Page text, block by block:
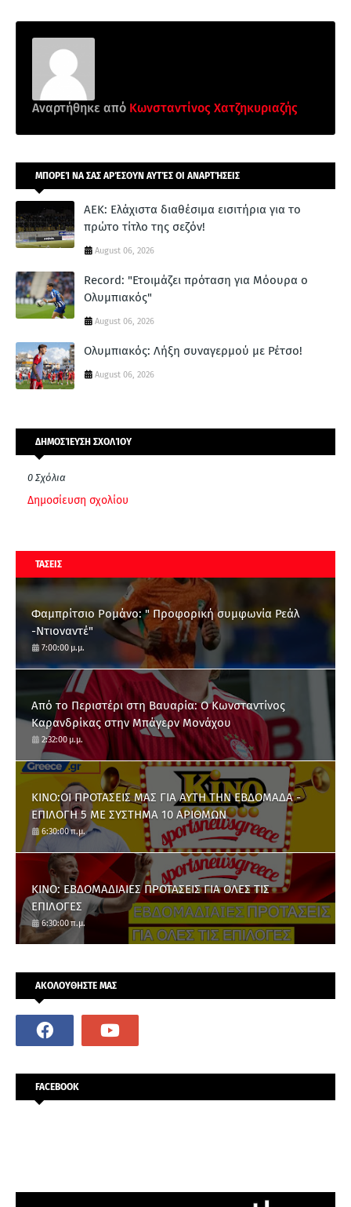
Αναρτήθηκε από Κωνσταντίνος Χατζηκυριαζής
ΜΠΟΡΕΊ ΝΑ ΣΑΣ ΑΡΈΣΟΥΝ ΑΥΤΈΣ ΟΙ ΑΝΑΡΤΉΣΕΙΣ
ΑΕΚ: Ελάχιστα διαθέσιμα εισιτήρια για το
πρώτο τίτλο της σεζόν!
August 06, 2026
Record: "Ετοιμάζει πρόταση για Μόουρα ο
Ολυμπιακός"
August 06, 2026
Ολυμπιακός: Λήξη συναγερμού με Ρέτσο!
August 06, 2026
ΔΗΜΟΣΊΕΥΣΗ ΣΧΟΛΊΟΥ
0 Σχόλια
Δημοσίευση σχολίου
ΤΑΣΕΙΣ
Φαμπρίτσιο Ρομάνο: " Προφορική συμφωνία Ρεάλ
-Ντιοναντέ"
7:00:00 μ.μ.
Από το Περιστέρι στη Βαυαρία: O Κωνσταντίνος
Καρανδρίκας στην Μπάγερν Μονάχου
2:32:00 μ.μ.
ΚΙΝΟ:ΟΙ ΠΡΟΤΑΣΕΙΣ ΜΑΣ ΓΙΑ ΑΥΤΗ ΤΗΝ ΕΒΔΟΜΑΔΑ -
ΕΠΙΛΟΓΗ 5 ΜΕ ΣΥΣΤΗΜΑ 10 ΑΡΙΘΜΩΝ
6:30:00 π.μ.
ΚΙΝΟ: ΕΒΔΟΜΑΔΙΑΙΕΣ ΠΡΟΤΑΣΕΙΣ ΓΙΑ ΟΛΕΣ ΤΙΣ
ΕΠΙΛΟΓΕΣ
6:30:00 π.μ.
ΑΚΟΛΟΥΘΗΣΤΕ ΜΑΣ
FACEBOOK